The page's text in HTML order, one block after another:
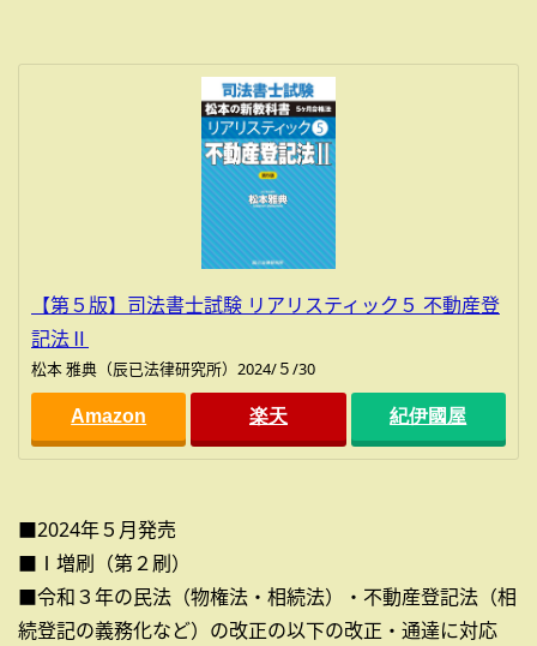
【第５版】司法書士試験 リアリスティック５ 不動産登
記法Ⅱ
松本 雅典（辰已法律研究所）2024/５/30
Amazon 楽天 紀伊國屋
■2024年５月発売
■Ⅰ増刷（第２刷）
■令和３年の民法（物権法・相続法）・不動産登記法（相
続登記の義務化など）の改正の以下の改正・通達に対応